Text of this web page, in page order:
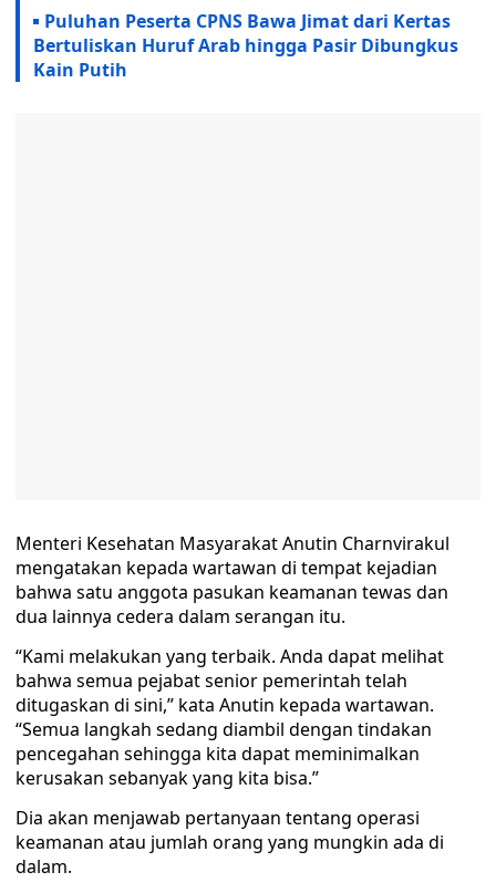
Puluhan Peserta CPNS Bawa Jimat dari Kertas
Bertuliskan Huruf Arab hingga Pasir Dibungkus
Kain Putih
Menteri Kesehatan Masyarakat Anutin Charnvirakul
mengatakan kepada wartawan di tempat kejadian
bahwa satu anggota pasukan keamanan tewas dan
dua lainnya cedera dalam serangan itu.
“Kami melakukan yang terbaik. Anda dapat melihat
bahwa semua pejabat senior pemerintah telah
ditugaskan di sini,” kata Anutin kepada wartawan.
“Semua langkah sedang diambil dengan tindakan
pencegahan sehingga kita dapat meminimalkan
kerusakan sebanyak yang kita bisa.”
Dia akan menjawab pertanyaan tentang operasi
keamanan atau jumlah orang yang mungkin ada di
dalam.